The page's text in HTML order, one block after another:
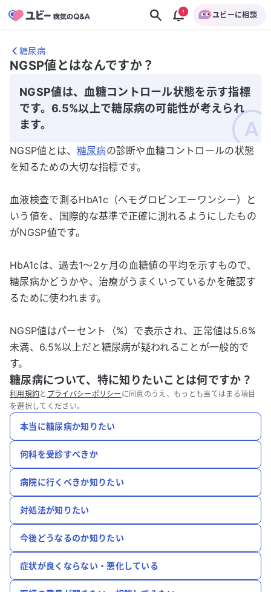
ユビーに相談
糖尿病
NGSP値とはなんですか？
NGSP値は、血糖コントロール状態を示す指標
です。6.5%以上で糖尿病の可能性が考えられ
ます。
NGSP値とは、 糖尿病の診断や血糖コントロールの状態
を知るための大切な指標です。
血液検査で測るHbA1c（ヘモグロビンエーワンシー）と
いう値を、国際的な基準で正確に測れるようにしたもの
がNGSP値です。
HbA1cは、過去1～2ヶ月の血糖値の平均を示すもので、
糖尿病かどうかや、治療がうまくいっているかを確認す
るために使われます。
NGSP値はパーセント（%）で表示され、正常値は5.6%
未満、6.5%以上だと糖尿病が疑われることが一般的で
す。
糖尿病について、特に知りたいことは何ですか？
利用規約と プライバシーポリシー に同意のうえ、もっとも当てはまる項目
を選択してください。
本当に糖尿病か知りたい
何科を受診すべきか
病院に行くべきか知りたい
対処法が知りたい
今後どうなるのか知りたい
症状が良くならない・悪化している